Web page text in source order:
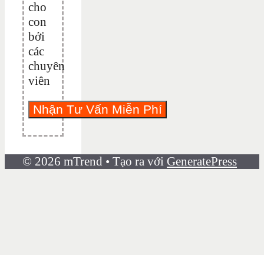
cho
con
bởi
các
chuyên
viên
© 2026 mTrend • Tạo ra với GeneratePress